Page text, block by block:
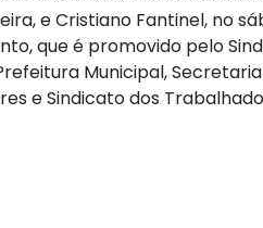
e Cristiano Fantinel, no
que é promovido pelo
Municipal,
e Sindicato dos